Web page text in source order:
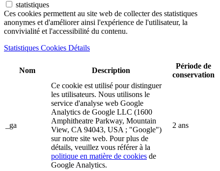
statistiques
Ces cookies permettent au site web de collecter des statistiques
anonymes et d'améliorer ainsi l'expérience de l'utilisateur, la
convivialité et l'accessibilité du contenu.
Statistiques Cookies Détails
Nom Description
Période de
conservation
_ga
Ce cookie est utilisé pour distinguer
les utilisateurs. Nous utilisons le
service d'analyse web Google
Analytics de Google LLC (1600
Amphitheatre Parkway, Mountain
View, CA 94043, USA ; "Google")
sur notre site web. Pour plus de
détails, veuillez vous référer à la
politique en matière de cookies de
Google Analytics.
2 ans